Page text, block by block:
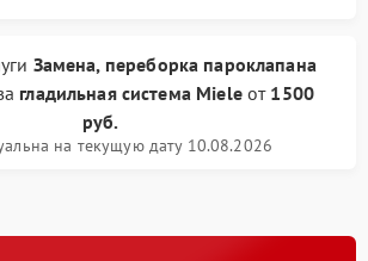
Замена, переборка пароклапана
гладильная система Mieleот 1500
руб.
на текущую дату 10.08.2026